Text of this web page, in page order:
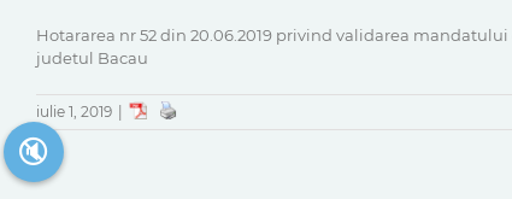
Hotararea nr 52 din 20.06.2019 privind validarea
judetul Bacau
iulie 1, 2019
🔇